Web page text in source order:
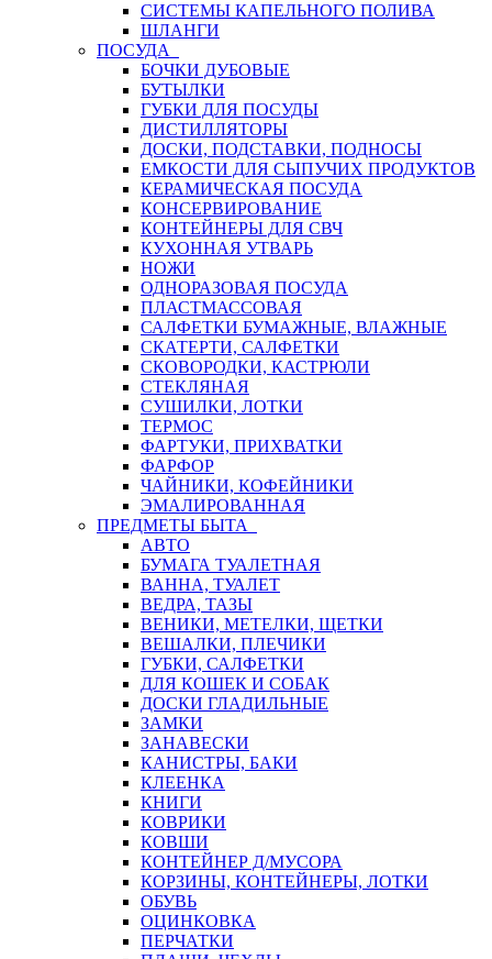
СИСТЕМЫ КАПЕЛЬНОГО ПОЛИВА
ШЛАНГИ
ПОСУДА
БОЧКИ ДУБОВЫЕ
БУТЫЛКИ
ГУБКИ ДЛЯ ПОСУДЫ
ДИСТИЛЛЯТОРЫ
ДОСКИ, ПОДСТАВКИ, ПОДНОСЫ
ЕМКОСТИ ДЛЯ СЫПУЧИХ ПРОДУКТОВ
КЕРАМИЧЕСКАЯ ПОСУДА
КОНСЕРВИРОВАНИЕ
КОНТЕЙНЕРЫ ДЛЯ СВЧ
КУХОННАЯ УТВАРЬ
НОЖИ
ОДНОРАЗОВАЯ ПОСУДА
ПЛАСТМАССОВАЯ
САЛФЕТКИ БУМАЖНЫЕ, ВЛАЖНЫЕ
СКАТЕРТИ, САЛФЕТКИ
СКОВОРОДКИ, КАСТРЮЛИ
СТЕКЛЯНАЯ
СУШИЛКИ, ЛОТКИ
ТЕРМОС
ФАРТУКИ, ПРИХВАТКИ
ФАРФОР
ЧАЙНИКИ, КОФЕЙНИКИ
ЭМАЛИРОВАННАЯ
ПРЕДМЕТЫ БЫТА
АВТО
БУМАГА ТУАЛЕТНАЯ
ВАННА, ТУАЛЕТ
ВЕДРА, ТАЗЫ
ВЕНИКИ, МЕТЕЛКИ, ЩЕТКИ
ВЕШАЛКИ, ПЛЕЧИКИ
ГУБКИ, САЛФЕТКИ
ДЛЯ КОШЕК И СОБАК
ДОСКИ ГЛАДИЛЬНЫЕ
ЗАМКИ
ЗАНАВЕСКИ
КАНИСТРЫ, БАКИ
КЛЕЕНКА
КНИГИ
КОВРИКИ
КОВШИ
КОНТЕЙНЕР Д/МУСОРА
КОРЗИНЫ, КОНТЕЙНЕРЫ, ЛОТКИ
ОБУВЬ
ОЦИНКОВКА
ПЕРЧАТКИ